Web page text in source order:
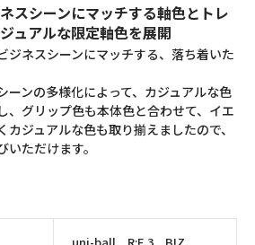
スシーンにマッチする軸色とトレ
ュアルな限定軸色を展開
ジネスシーンにマッチする、落ち着いた
ンの多様化によって、カジュアルな色
、グリップ色も本体色と合わせて、イエ
ジュアルな色も取り揃えましたので、
ただけます。